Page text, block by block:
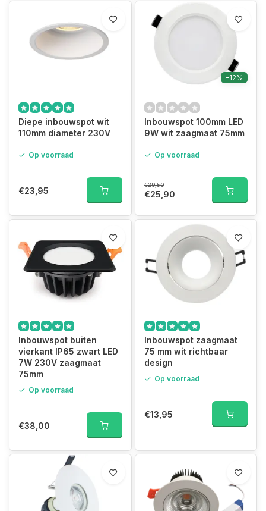
Diepe inbouwspot wit
110mm diameter 230V
Op voorraad
€23,95
-12%
Inbouwspot 100mm LED
9W wit zaagmaat 75mm
Op voorraad
€29,50
€25,90
Inbouwspot buiten
vierkant IP65 zwart LED
7W 230V zaagmaat
75mm
Op voorraad
€38,00
Inbouwspot zaagmaat
75 mm wit richtbaar
design
Op voorraad
€13,95